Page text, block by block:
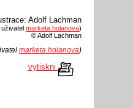
Adolf Lachman
marketa.holanova)
© Adolf Lachman
marketa.holanova)
vytiskni